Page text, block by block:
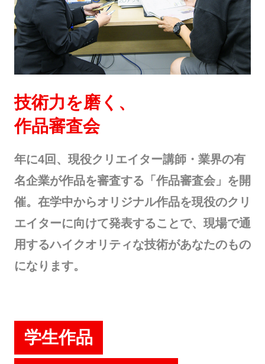
技術力を磨く、
作品審査会
年に4回、現役クリエイター講師・業界の有
名企業が作品を審査する「作品審査会」を開
催。在学中からオリジナル作品を現役のクリ
エイターに向けて発表することで、現場で通
用するハイクオリティな技術があなたのもの
になります。
学生作品